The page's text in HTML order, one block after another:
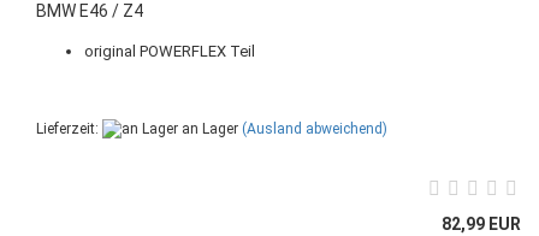
BMW E46 / Z4
original POWERFLEX Teil
Lieferzeit: an Lager (Ausland abweichend)
82,99 EUR